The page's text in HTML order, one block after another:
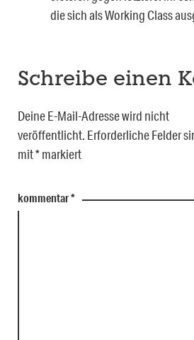
die sich als Working Class
Schreibe einen
Deine E-Mail-Adresse wird nicht
veröffentlicht. Erforderliche Felder
mit*markiert
kommentar*